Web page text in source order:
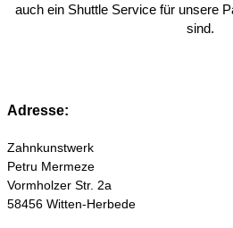
auch ein Shuttle Service für unsere
sind.
Adresse:
Zahnkunstwerk
Petru Mermeze
Vormholzer Str. 2a
58456 Witten-Herbede